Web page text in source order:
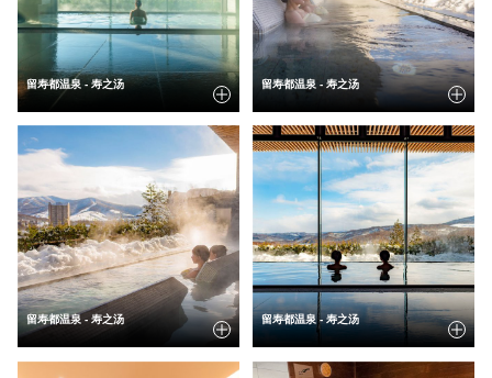
留寿都温泉 - 寿之汤 留寿都温泉 - 寿之汤
留寿都温泉 - 寿之汤 留寿都温泉 - 寿之汤